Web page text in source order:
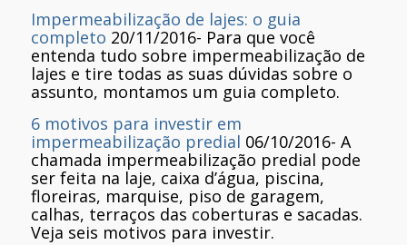
Impermeabilização de lajes: o guia
completo 20/11/2016- Para que você
entenda tudo sobre impermeabilização de
lajes e tire todas as suas dúvidas sobre o
assunto, montamos um guia completo.
6 motivos para investir em
impermeabilização predial 06/10/2016- A
chamada impermeabilização predial pode
ser feita na laje, caixa d’água, piscina,
floreiras, marquise, piso de garagem,
calhas, terraços das coberturas e sacadas.
Veja seis motivos para investir.